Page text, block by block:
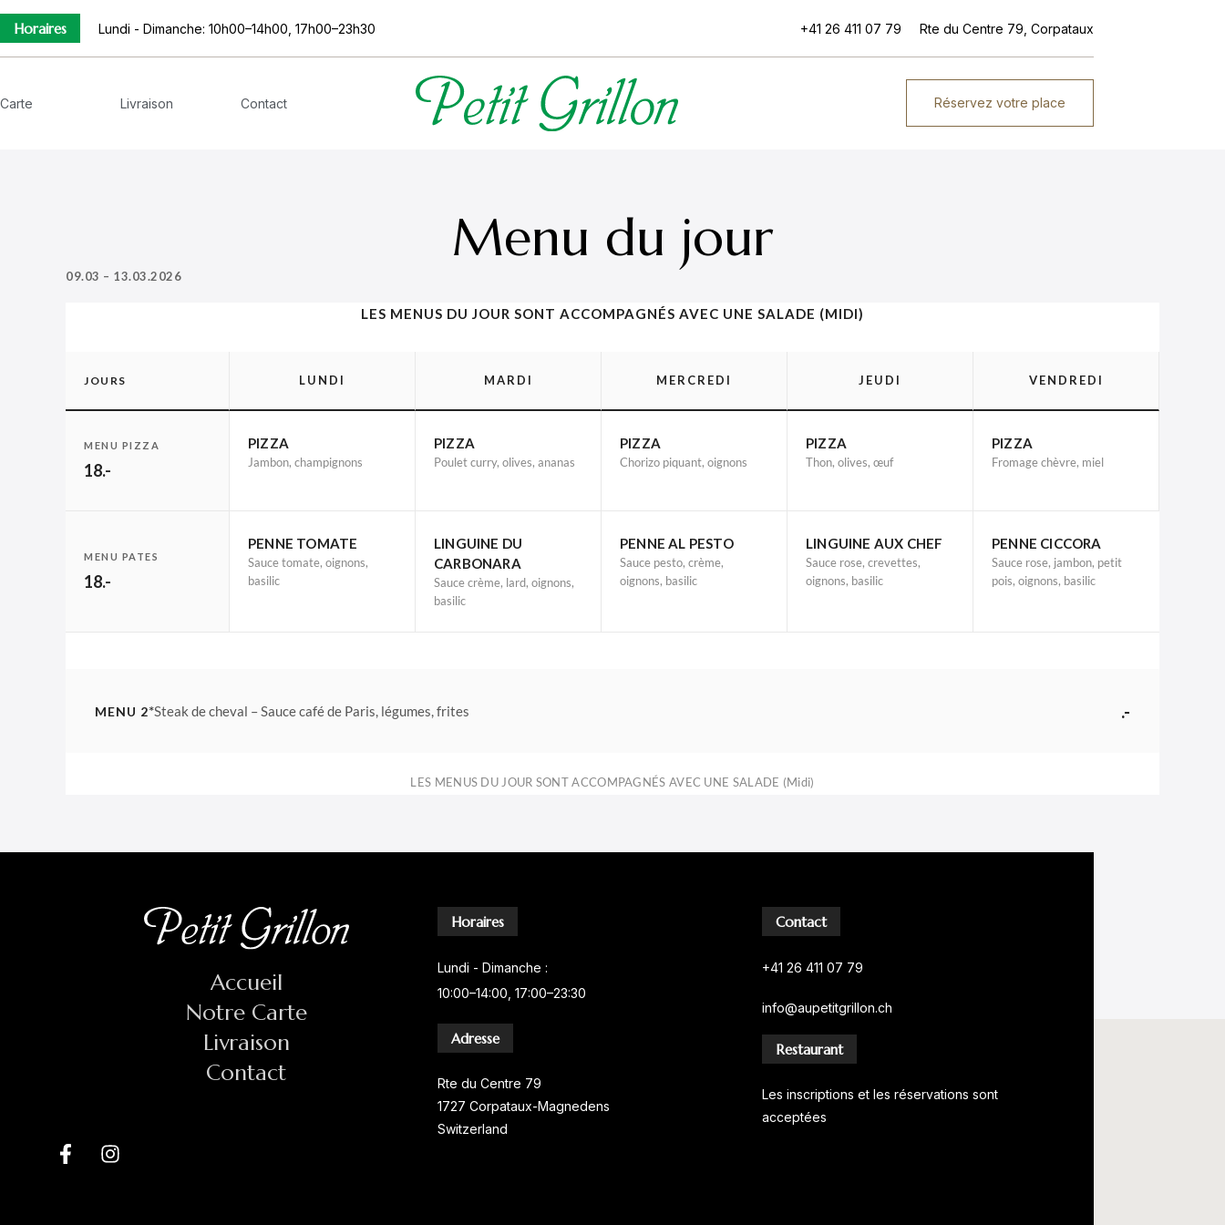
Horaires Lundi - Dimanche: 10h00–14h00, 17h00–23h30 +41 26 411 07 79 Rte du Centre 79, Corpataux
Carte Livraison Contact Réservez votre place
Menu du jour
LES MENUS DU JOUR SONT ACCOMPAGNÉS AVEC UNE SALADE (MIDI)
09.03 – 13.03.2026
JOURS LUNDI MARDI MERCREDI JEUDI VENDREDI
MENU PIZZA
18.-
PIZZA
Jambon, champignons
PIZZA
Poulet curry, olives, ananas
PIZZA
Chorizo piquant, oignons
PIZZA
Thon, olives, œuf
PIZZA
Fromage chèvre, miel
MENU PATES
18.-
PENNE TOMATE
Sauce tomate, oignons,
basilic
LINGUINE DU
CARBONARA
Sauce crème, lard, oignons,
basilic
PENNE AL PESTO
Sauce pesto, crème,
oignons, basilic
LINGUINE AUX CHEF
Sauce rose, crevettes,
oignons, basilic
PENNE CICCORA
Sauce rose, jambon, petit
pois, oignons, basilic
MENU 2*Steak de cheval – Sauce café de Paris, légumes, frites .-
LES MENUS DU JOUR SONT ACCOMPAGNÉS AVEC UNE SALADE (Midi)
Accueil
Notre Carte
Livraison
Contact
Horaires
Lundi - Dimanche :
10:00–14:00, 17:00–23:30
Adresse
Rte du Centre 79
1727 Corpataux-Magnedens
Switzerland
Contact
+41 26 411 07 79
info@aupetitgrillon.ch
Restaurant
Les inscriptions et les réservations sont
acceptées